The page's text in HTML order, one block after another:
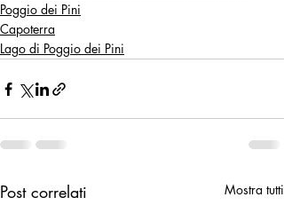
Poggio dei Pini
Capoterra
Lago di Poggio dei Pini
Post correlati Mostra tutti